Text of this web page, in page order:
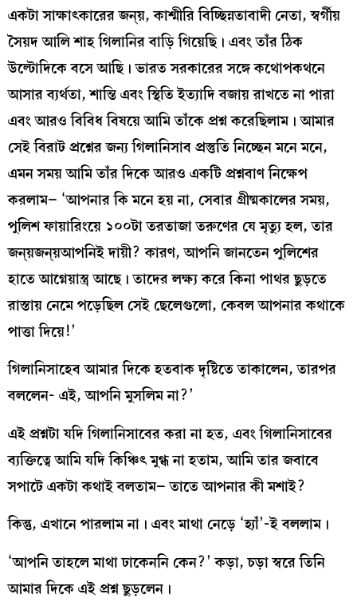
একটা সাক্ষাৎকারের জন্য়, কাশ্মীরি বিচ্ছিন্নতাবাদী নেতা, স্বর্গীয়
সৈয়দ আলি শাহ গিলানির বাড়ি গিয়েছি। এবং তাঁর ঠিক
উল্টোদিকে বসে আছি। ভারত সরকারের সঙ্গে কথোপকথনে
আসার ব্যর্থতা, শান্তি এবং স্থিতি ইত‌্যাদি বজায় রাখতে না পারা
এবং আরও বিবিধ বিষয়ে আমি তাঁকে প্রশ্ন করেছিলাম। আমার
সেই বিরাট প্রশ্নের জন্য গিলানিসাব প্রস্তুতি নিচ্ছেন মনে মনে,
এমন সময় আমি তাঁর দিকে আরও একটি প্রশ্নবাণ নিক্ষেপ
করলাম– ‘আপনার কি মনে হয় না, সেবার গ্রীষ্মকালের সময়,
পুলিশ ফায়ারিংয়ে ১০০টা তরতাজা তরুণের যে মৃত্যু হল, তার
জন্য়জন্য়আপনিই দায়ী? কারণ, আপনি জানতেন পুলিশের
হাতে আগ্নেয়াস্ত্র আছে। তাদের লক্ষ্য করে কিনা পাথর ছুড়তে
রাস্তায় নেমে পড়েছিল সেই ছেলেগুলো, কেবল আপনার কথাকে
পাত্তা দিয়ে!’
গিলানিসাহেব আমার দিকে হতবাক দৃষ্টিতে তাকালেন, তারপর
বললেন- এই, আপনি মুসলিম না?’
এই প্রশ্নটা যদি গিলানিসাবের করা না হত, এবং গিলানিসাবের
ব্যক্তিত্বে আমি যদি কিঞ্চিৎ মুগ্ধ না হতাম, আমি তার জবাবে
সপাটে একটা কথাই বলতাম– তাতে আপনার কী মশাই?
কিন্তু, এখানে পারলাম না। এবং মাথা নেড়ে ‘হ্যাঁ’-ই বললাম।
‘আপনি তাহলে মাথা ঢাকেননি কেন?’ কড়া, চড়া স্বরে তিনি
আমার দিকে এই প্রশ্ন ছুড়লেন।